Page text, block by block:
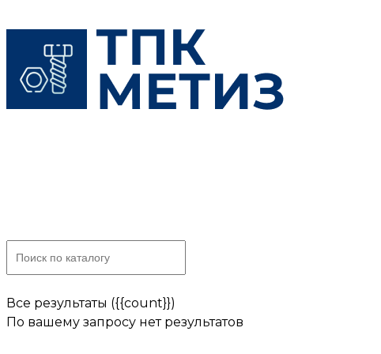
content
Все результаты ({{count}})
По вашему запросу нет результатов